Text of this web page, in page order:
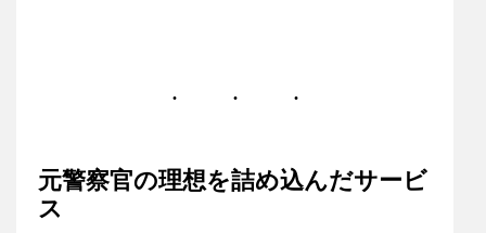
元警察官の理想を詰め込んだサービ
ス